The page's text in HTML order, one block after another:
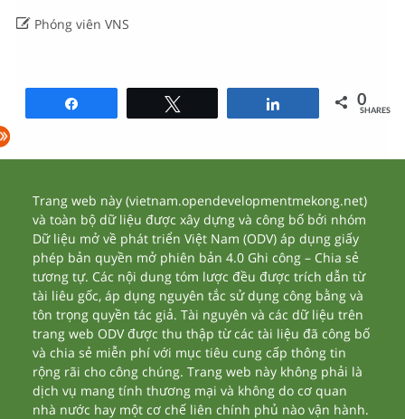
Phóng viên VNS
0
SHARES
Trang web này (vietnam.opendevelopmentmekong.net)
và toàn bộ dữ liệu được xây dựng và công bố bởi nhóm
Dữ liệu mở về phát triển Việt Nam (ODV) áp dụng giấy
phép bản quyền mở phiên bản 4.0 Ghi công – Chia sẻ
tương tự. Các nội dung tóm lược đều được trích dẫn từ
tài liêu gốc, áp dụng nguyên tắc sử dụng công bằng và
tôn trọng quyền tác giả. Tài nguyên và các dữ liệu trên
trang web ODV được thu thập từ các tài liệu đã công bố
và chia sẻ miễn phí với mục tiêu cung cấp thông tin
rộng rãi cho công chúng. Trang web này không phải là
dịch vụ mang tính thương mại và không do cơ quan
nhà nước hay một cơ chế liên chính phủ nào vận hành.